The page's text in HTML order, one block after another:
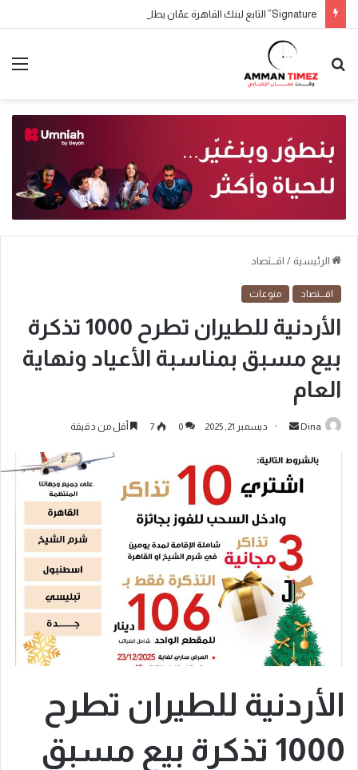
الرئيسية / اقـــتصاد
اقـــتصاد منوعات
الأردنية للطيران تطرح 1000 تذكرة
بيع مسبق بمناسبة الأعياد ونهاية
العام
Dina ديسمبر 21, 2025 0
7 أقل من دقيقة
الأردنية للطيران تطرح
1000 تذكرة بيع مسبق